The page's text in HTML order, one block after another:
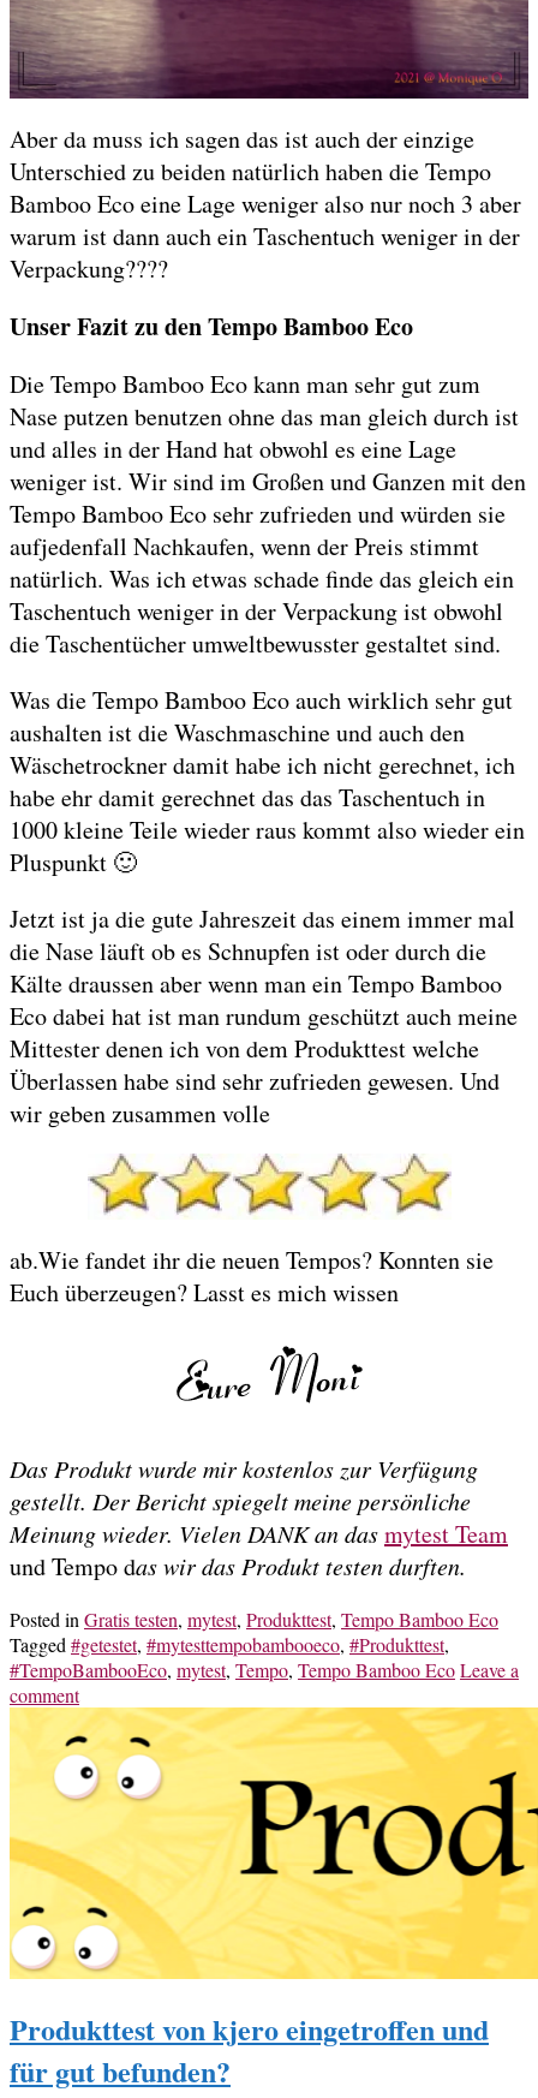
Aber da muss ich sagen das ist auch der einzige
Unterschied zu beiden natürlich haben die Tempo
Bamboo Eco eine Lage weniger also nur noch 3 aber
warum ist dann auch ein Taschentuch weniger in der
Verpackung????
Unser Fazit zu den Tempo Bamboo Eco
Die Tempo Bamboo Eco kann man sehr gut zum
Nase putzen benutzen ohne das man gleich durch ist
und alles in der Hand hat obwohl es eine Lage
weniger ist. Wir sind im Großen und Ganzen mit den
Tempo Bamboo Eco sehr zufrieden und würden sie
aufjedenfall Nachkaufen, wenn der Preis stimmt
natürlich. Was ich etwas schade finde das gleich ein
Taschentuch weniger in der Verpackung ist obwohl
die Taschentücher umweltbewusster gestaltet sind.
Was die Tempo Bamboo Eco auch wirklich sehr gut
aushalten ist die Waschmaschine und auch den
Wäschetrockner damit habe ich nicht gerechnet, ich
habe ehr damit gerechnet das das Taschentuch in
1000 kleine Teile wieder raus kommt also wieder ein
Pluspunkt 🙂
Jetzt ist ja die gute Jahreszeit das einem immer mal
die Nase läuft ob es Schnupfen ist oder durch die
Kälte draussen aber wenn man ein Tempo Bamboo
Eco dabei hat ist man rundum geschützt auch meine
Mittester denen ich von dem Produkttest welche
Überlassen habe sind sehr zufrieden gewesen. Und
wir geben zusammen volle
ab.Wie fandet ihr die neuen Tempos? Konnten sie
Euch überzeugen? Lasst es mich wissen
Das Produkt wurde mir kostenlos zur Verfügung
gestellt. Der Bericht spiegelt meine persönliche
Meinung wieder. Vielen DANK an dasmytest Team
und Tempo das wir das Produkt testen durften.
Posted in Gratis testen, mytest, Produkttest, Tempo Bamboo Eco
Tagged #getestet, #mytesttempobambooeco, #Produkttest,
#TempoBambooEco, mytest, Tempo, Tempo Bamboo EcoLeave a
comment
Produkttest von kjero eingetroffen und
für gut befunden?